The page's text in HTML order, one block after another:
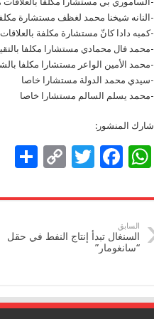
-النانه شيخنا محمد لغظف مستشارة
-كمبه دادا كانّ مستشارة مكلفة بالعلاقات
-محمد فال محمادي مستشارا مكلفا
-محمد الأمين الواعر مستشارا مكلفا
-سيدي محمد الدولة مستشارا خاصا
-محمد يسلم السالم مستشارا خاصا
شارك المنشور:
W
at
sA
p
F
e
b
o
k
T
tt
C
p
Li
k
السابق
السنغال تبدأ إنتاج النفط في حقل
“سانغومار”